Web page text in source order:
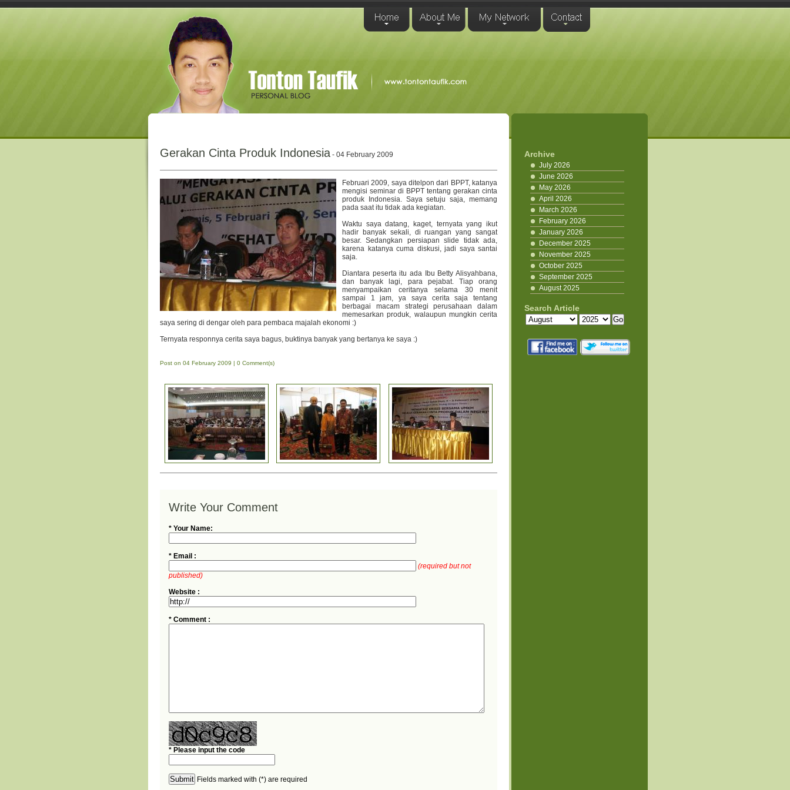
Gerakan Cinta Produk Indonesia - 04 February 2009
Februari 2009, saya ditelpon dari BPPT, katanya
mengisi seminar di BPPT tentang gerakan cinta
produk Indonesia. Saya setuju saja, memang
pada saat itu tidak ada kegiatan.
Waktu saya datang, kaget, ternyata yang ikut
hadir banyak sekali, di ruangan yang sangat
besar. Sedangkan persiapan slide tidak ada,
karena katanya cuma diskusi, jadi saya santai
saja.
Diantara peserta itu ada Ibu Betty Alisyahbana,
dan banyak lagi, para pejabat. Tiap orang
menyampaikan ceritanya selama 30 menit
sampai 1 jam, ya saya cerita saja tentang
berbagai macam strategi perusahaan dalam
memesarkan produk, walaupun mungkin cerita
saya sering di dengar oleh para pembaca majalah ekonomi :)
Ternyata responnya cerita saya bagus, buktinya banyak yang bertanya ke saya :)
Post on 04 February 2009 | 0 Comment(s)
Write Your Comment
* Your Name:
* Email :
(required but not
published)
Website :
* Comment :
* Please input the code
Fields marked with (*) are required
Archive
July 2026
June 2026
May 2026
April 2026
March 2026
February 2026
January 2026
December 2025
November 2025
October 2025
September 2025
August 2025
Search Article